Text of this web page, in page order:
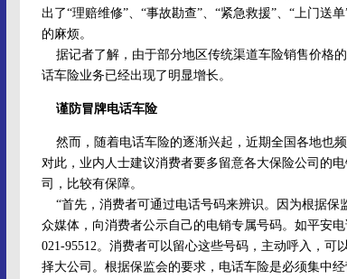
出了“理赔维修”、“事故勘查”、“紧急救援”、“上门送
的麻烦。
据记者了解，由于部分地区传统渠道车险销售价格
话车险业务已经出现了明显增长。
谨防冒牌电话车险
然而，随着电话车险的逐渐兴起，近期全国各地也
对此，业内人士建议消费者要多留意各大保险公司的
司，比较有保障。
“首先，消费者可通过电话号码来辨识。因为根据保
众媒体，向消费者公示自己的电销专属号码。如平安
021-95512。消费者可以留心这些号码，主动呼入，
择大公司。根据保监会的要求，电话车险是必须集中